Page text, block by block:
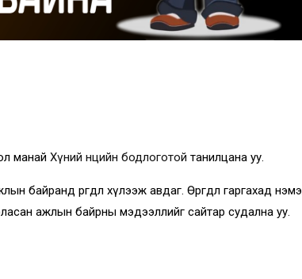
манай Хүний нөөцийн бодлоготой танилцана уу.
байранд өргөдөл хүлээж авдаг. Өргөдөл гаргахад
ажлын байрны мэдээллийг сайтар судална уу.